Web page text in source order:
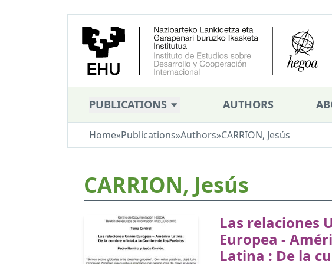
PUBLICATIONS AUTHORS
Home»Publications»Authors»CARRION, Jesús
CARRION, Jesús
Las relaciones
Europea -
Latina : De la